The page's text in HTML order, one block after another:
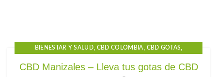
BIENESTAR Y SALUD, CBD COLOMBIA, CBD GOTAS,
CBD PARA DORMIR,CBD PRECIO,GOTAS CBD PARA DORMIR,
CBD Manizales – Lleva tus gotas de CBD